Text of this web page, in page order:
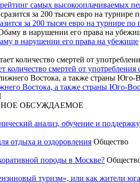
самых высокооплачиваемых
за 200 тысяч евро на турнире по
в нарушении его права на убежище
количество смертей от
Востока, а также страны Юго-
ОБСУЖДАЕМОЕ
анализ, обучение и
отдыха и оздоровления Общество
породы в Москве?
туризм», или как жители